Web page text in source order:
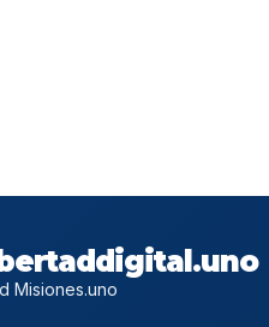
Misiones.uno